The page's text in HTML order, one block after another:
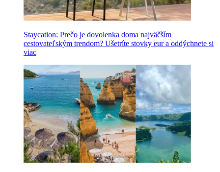
Staycation: Prečo je dovolenka doma najväčším
cestovateľským trendom? Ušetríte stovky eur a oddýchnete si
viac